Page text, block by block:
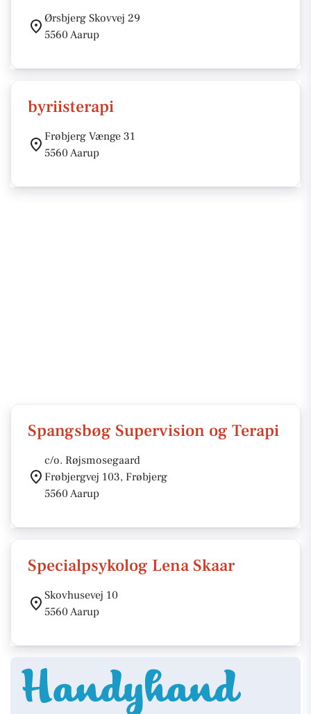
Ørsbjerg Skovvej 29
5560 Aarup
byriisterapi
Frøbjerg Vænge 31
5560 Aarup
Spangsbøg Supervision og Terapi
c/o. Røjsmosegaard
Frøbjergvej 103, Frøbjerg
5560 Aarup
Specialpsykolog Lena Skaar
Skovhusevej 10
5560 Aarup